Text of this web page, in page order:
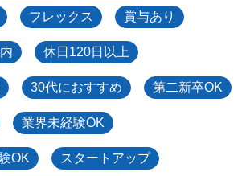
フレックス 賞与あり
休日120日以上
30代におすすめ 第二新卒OK
業界未経験OK
OK スタートアップ